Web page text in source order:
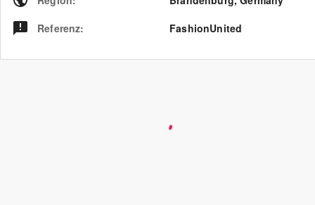
Referenz: FashionUnited